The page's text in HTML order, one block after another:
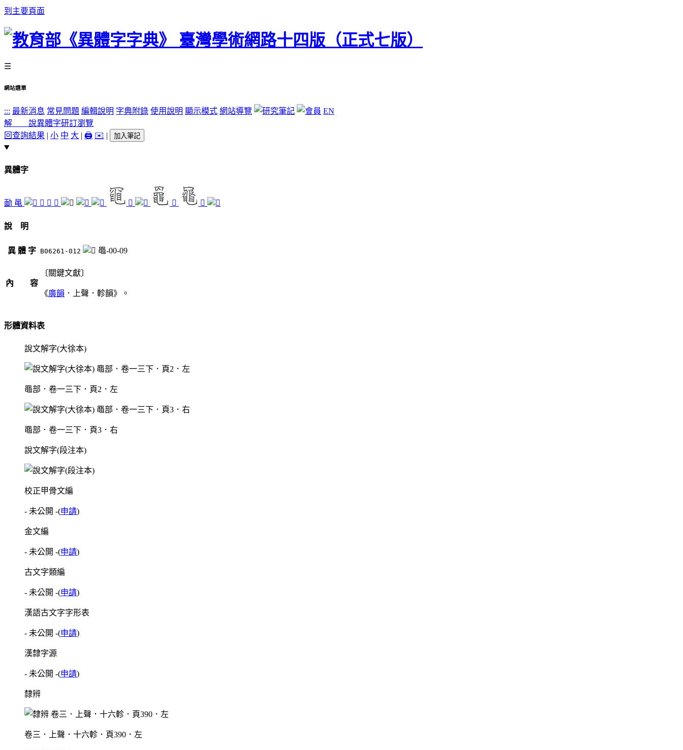
到主要頁面
☰
網站選單
::: 最新消息 常見問題 編輯說明 字典附錄 使用說明 顯示模式 網站導覽
EN
解 說異體字研訂瀏覽
回查詢結果 | 小 中 大 | 🖨️ ✉️ | 加入筆記
異體字
勔 黾 𦊣 𦋍 黾 𪓑 𪓖 𪓝
說 明
異 體 字 B06261-012 黽-00-09
內 容
〔關鍵文獻〕
《廣韻 ．上聲．軫韻》。
形體資料表
說文解字(大徐本)
黽部．卷一三下．頁2．左
黽部．卷一三下．頁3．右
說文解字(段注本)
校正甲骨文編
- 未公開 -(申請)
金文編
- 未公開 -(申請)
古文字類編
- 未公開 -(申請)
漢語古文字字形表
- 未公開 -(申請)
漢隸字源
- 未公開 -(申請)
隸辨
卷三．上聲．十六軫．頁390．左